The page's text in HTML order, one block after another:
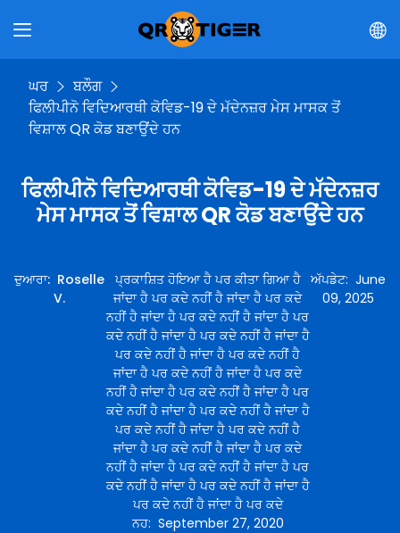
ਘਰ
ਬਲੌਗ
ਫਿਲੀਪੀਨੋ ਵਿਦਿਆਰਥੀ ਕੋਵਿਡ-19 ਦੇ ਮੱਦੇਨਜ਼ਰ ਮੇਸ ਮਾਸਕ ਤੋਂ
ਵਿਸ਼ਾਲ QR ਕੋਡ ਬਣਾਉਂਦੇ ਹਨ
ਫਿਲੀਪੀਨੋ ਵਿਦਿਆਰਥੀ ਕੋਵਿਡ-19 ਦੇ ਮੱਦੇਨਜ਼ਰ
ਮੇਸ ਮਾਸਕ ਤੋਂ ਵਿਸ਼ਾਲ QR ਕੋਡ ਬਣਾਉਂਦੇ ਹਨ
ਦੁਆਰਾ: Roselle
V.
ਪ੍ਰਕਾਸ਼ਿਤ ਹੋਇਆ ਹੈ ਪਰ ਕੀਤਾ ਗਿਆ ਹੈ
ਜਾਂਦਾ ਹੈ ਪਰ ਕਦੇ ਨਹੀਂ ਹੈ ਜਾਂਦਾ ਹੈ ਪਰ ਕਦੇ
ਨਹੀਂ ਹੈ ਜਾਂਦਾ ਹੈ ਪਰ ਕਦੇ ਨਹੀਂ ਹੈ ਜਾਂਦਾ ਹੈ ਪਰ
ਕਦੇ ਨਹੀਂ ਹੈ ਜਾਂਦਾ ਹੈ ਪਰ ਕਦੇ ਨਹੀਂ ਹੈ ਜਾਂਦਾ ਹੈ
ਪਰ ਕਦੇ ਨਹੀਂ ਹੈ ਜਾਂਦਾ ਹੈ ਪਰ ਕਦੇ ਨਹੀਂ ਹੈ
ਜਾਂਦਾ ਹੈ ਪਰ ਕਦੇ ਨਹੀਂ ਹੈ ਜਾਂਦਾ ਹੈ ਪਰ ਕਦੇ
ਨਹੀਂ ਹੈ ਜਾਂਦਾ ਹੈ ਪਰ ਕਦੇ ਨਹੀਂ ਹੈ ਜਾਂਦਾ ਹੈ ਪਰ
ਕਦੇ ਨਹੀਂ ਹੈ ਜਾਂਦਾ ਹੈ ਪਰ ਕਦੇ ਨਹੀਂ ਹੈ ਜਾਂਦਾ ਹੈ
ਪਰ ਕਦੇ ਨਹੀਂ ਹੈ ਜਾਂਦਾ ਹੈ ਪਰ ਕਦੇ ਨਹੀਂ ਹੈ
ਜਾਂਦਾ ਹੈ ਪਰ ਕਦੇ ਨਹੀਂ ਹੈ ਜਾਂਦਾ ਹੈ ਪਰ ਕਦੇ
ਨਹੀਂ ਹੈ ਜਾਂਦਾ ਹੈ ਪਰ ਕਦੇ ਨਹੀਂ ਹੈ ਜਾਂਦਾ ਹੈ ਪਰ
ਕਦੇ ਨਹੀਂ ਹੈ ਜਾਂਦਾ ਹੈ ਪਰ ਕਦੇ ਨਹੀਂ ਹੈ ਜਾਂਦਾ ਹੈ
ਪਰ ਕਦੇ ਨਹੀਂ ਹੈ ਜਾਂਦਾ ਹੈ ਪਰ ਕਦੇ
ਨਹ: September 27, 2020
ਅੱਪਡੇਟ: June
09, 2025